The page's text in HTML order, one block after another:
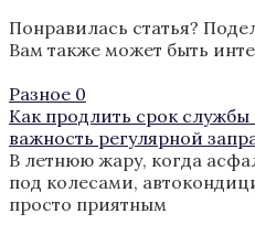
Понравилась статья?
Вам также может быть
Разное 0
Как продлить срок
важность регулярной
В летнюю жару, когда
под колесами,
просто приятным